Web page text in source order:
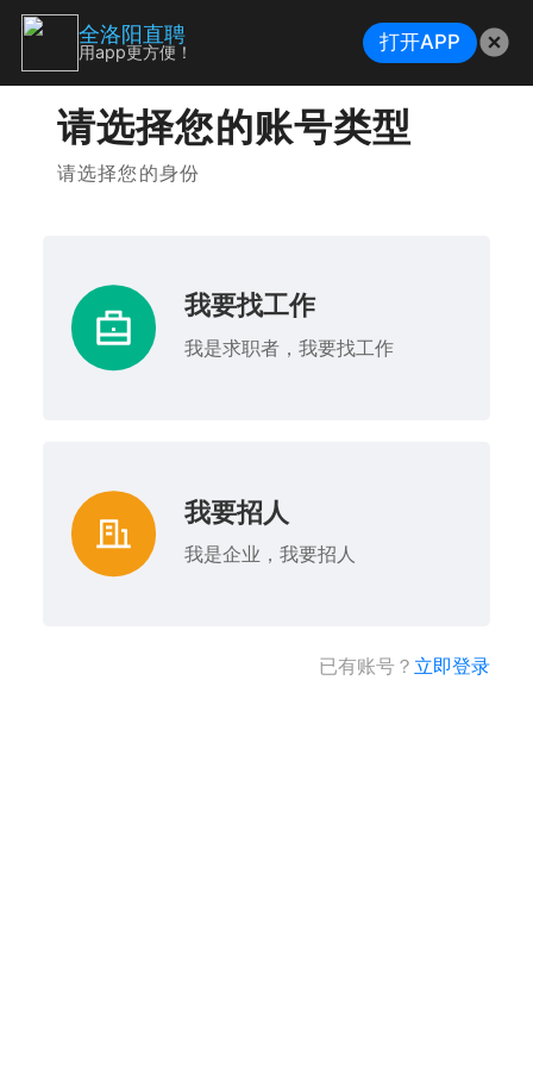
请选择您的账号类型
请选择您的身份
我要找工作
我是求职者，我要找工作
我要招人
我是企业，我要招人
已有账号？ 立即登录
全洛阳直聘
用app更方便！ 打开APP